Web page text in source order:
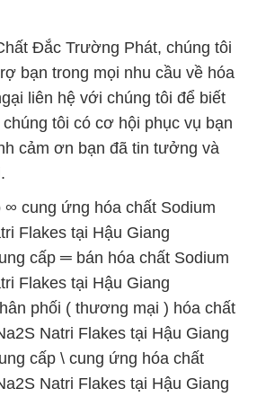
Đắc Trường Phát, chúng tôi
bạn trong mọi nhu cầu về hóa
liên hệ với chúng tôi để biết
tôi có cơ hội phục vụ bạn
cảm ơn bạn đã tin tưởng và
cung ứng hóa chất Sodium
Flakes tại Hậu Giang
cấp ═ bán hóa chất Sodium
Flakes tại Hậu Giang
phối ( thương mại ) hóa chất
Natri Flakes tại Hậu Giang
cấp \ cung ứng hóa chất
Natri Flakes tại Hậu Giang